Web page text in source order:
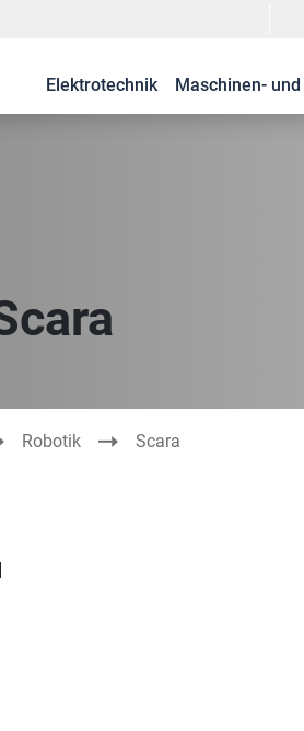
Elektrotechnik Maschinen-
Robotik Scara